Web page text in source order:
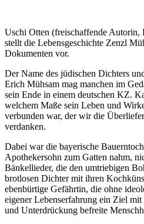
Uschi Otten (freischaffende Autorin,
stellt die Lebensgeschichte Zenzl
Dokumenten vor.
Der Name des jüdischen Dichters
Erich Mühsam mag manchen im
sein Ende in einem deutschen KZ.
welchem Maße sein Leben und
verbunden war, der wir die
verdanken.
Dabei war die bayerische
Apothekersohn zum Gatten nahm,
Bänkellieder, die den umtriebigen
brotlosen Dichter mit ihren
ebenbürtige Gefährtin, die ohne
eigener Lebenserfahrung ein Ziel
und Unterdrückung befreite